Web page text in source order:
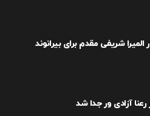
المیرا شریفی مقدم برای بیرانوند
آزادی ور جدا شد